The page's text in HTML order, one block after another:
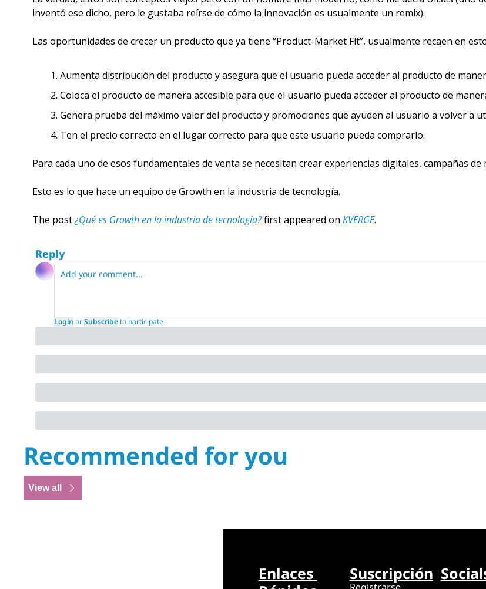
inventó ese dicho, pero le gustaba reírse de cómo la innovación es usualmente un remix).
Las oportunidades de crecer un producto que ya tiene “Product-Market Fit”, usualmente recaen en
Aumenta distribución del producto y asegura que el usuario pueda acceder al producto de
Coloca el producto de manera accesible para que el usuario pueda acceder al producto de
Genera prueba del máximo valor del producto y promociones que ayuden al usuario a volver a
Ten el precio correcto en el lugar correcto para que este usuario pueda comprarlo.
Para cada uno de esos fundamentales de venta se necesitan crear experiencias digitales, campañas
Esto es lo que hace un equipo de Growth en la industria de tecnología.
The post ¿Qué es Growth en la industria de tecnología? first appeared on KVERGE.
Reply
Login orSubscribeto participate
Recommended for you
View all
Enlaces
Suscripción